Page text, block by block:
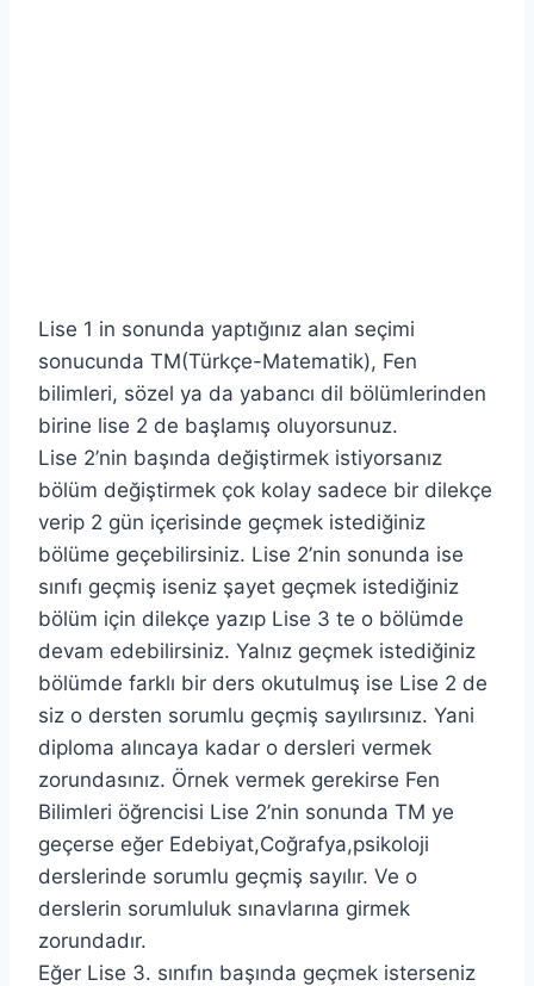
Lise 1 in sonunda yaptığınız alan seçimi
sonucunda TM(Türkçe-Matematik), Fen
bilimleri, sözel ya da yabancı dil bölümlerinden
birine lise 2 de başlamış oluyorsunuz.
Lise 2’nin başında değiştirmek istiyorsanız
bölüm değiştirmek çok kolay sadece bir dilekçe
verip 2 gün içerisinde geçmek istediğiniz
bölüme geçebilirsiniz. Lise 2’nin sonunda ise
sınıfı geçmiş iseniz şayet geçmek istediğiniz
bölüm için dilekçe yazıp Lise 3 te o bölümde
devam edebilirsiniz. Yalnız geçmek istediğiniz
bölümde farklı bir ders okutulmuş ise Lise 2 de
siz o dersten sorumlu geçmiş sayılırsınız. Yani
diploma alıncaya kadar o dersleri vermek
zorundasınız. Örnek vermek gerekirse Fen
Bilimleri öğrencisi Lise 2’nin sonunda TM ye
geçerse eğer Edebiyat,Coğrafya,psikoloji
derslerinde sorumlu geçmiş sayılır. Ve o
derslerin sorumluluk sınavlarına girmek
zorundadır.
Eğer Lise 3. sınıfın başında geçmek isterseniz